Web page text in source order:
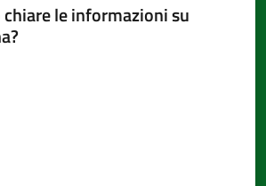
le informazioni su